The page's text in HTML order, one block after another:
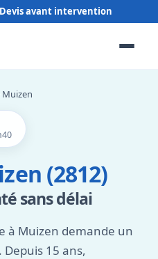
Muizen
(2812)
sans délai
à Muizen demande un
15 ans,